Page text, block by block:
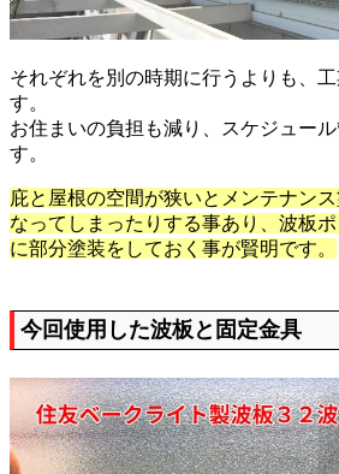
それぞれを別の時期に行うよりも、
す。
お住まいの負担も減り、スケジュー
す。
庇と屋根の空間が狭いとメンテナン
なってしまったりする事あり、波板
に部分塗装をしておく事が賢明です。
今回使用した波板と固定金具